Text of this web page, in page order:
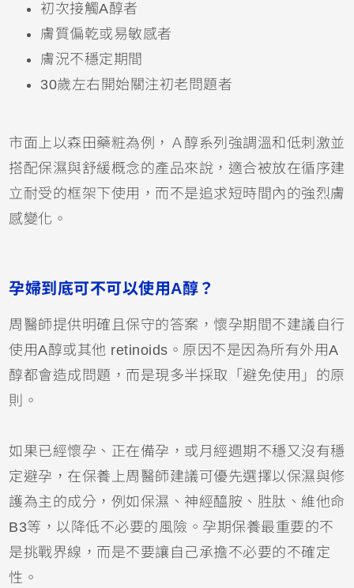
初次接觸A醇者
膚質偏乾或易敏感者
膚況不穩定期間
30歲左右開始關注初老問題者
市面上以森田藥粧為例，Ａ醇系列強調溫和低刺激並
搭配保濕與舒緩概念的產品來說，適合被放在循序建
立耐受的框架下使用，而不是追求短時間內的強烈膚
感變化。
孕婦到底可不可以使用A醇？
周醫師提供明確且保守的答案，懷孕期間不建議自行
使用A醇或其他 retinoids。原因不是因為所有外用A
醇都會造成問題，而是現多半採取「避免使用」的原
則。
如果已經懷孕、正在備孕，或月經週期不穩又沒有穩
定避孕，在保養上周醫師建議可優先選擇以保濕與修
護為主的成分，例如保濕、神經醯胺、胜肽、維他命
B3等，以降低不必要的風險。孕期保養最重要的不
是挑戰界線，而是不要讓自己承擔不必要的不確定
性。